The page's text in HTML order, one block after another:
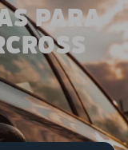
PARA